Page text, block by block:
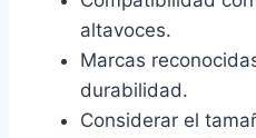
altavoces.
Marcas
durabilidad.
Considerar el